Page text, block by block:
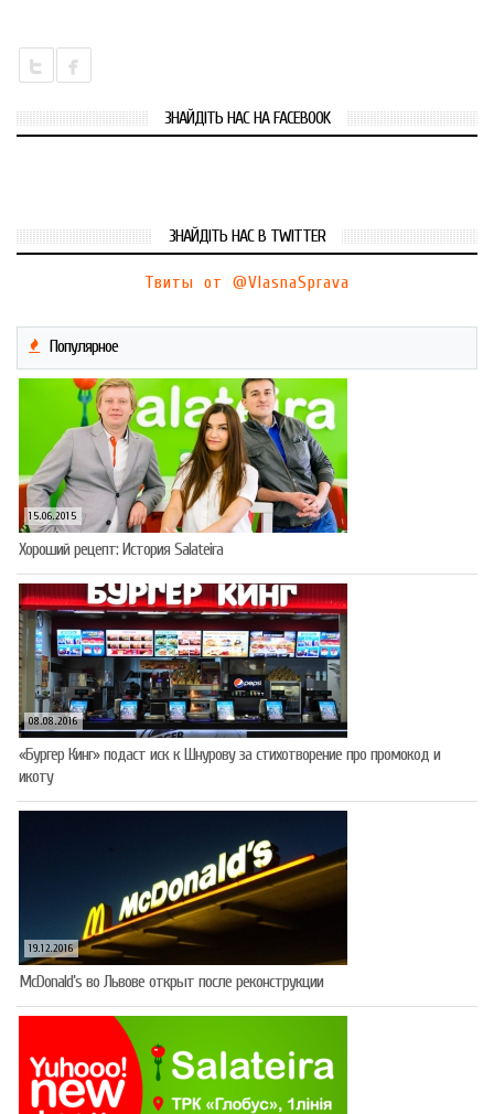
ЗНАЙДІТЬ НАС НА FACEBOOK
ЗНАЙДІТЬ НАС В TWITTER
Твиты от @VlasnaSprava
Популярное
15.06.2015
Хороший рецепт: История Salateira
08.08.2016
«Бургер Кинг» подаст иск к Шнурову за стихотворение про промокод и
икоту
19.12.2016
McDonald’s во Львове открыт после реконструкции